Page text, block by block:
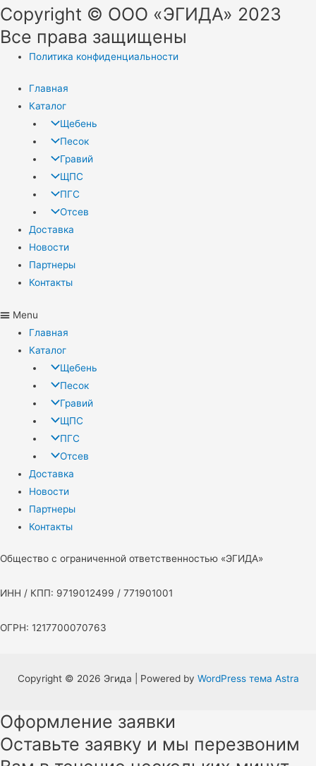
Copyright © ООО «ЭГИДА» 2023
Все права защищены
Политика конфиденциальности
Главная
Каталог
Щебень
Песок
Гравий
ЩПС
ПГС
Отсев
Доставка
Новости
Партнеры
Контакты
Menu
Главная
Каталог
Щебень
Песок
Гравий
ЩПС
ПГС
Отсев
Доставка
Новости
Партнеры
Контакты
Общество с ограниченной ответственностью «ЭГИДА»
ИНН / КПП: 9719012499 / 771901001
ОГРН: 1217700070763
Copyright © 2026 Эгида | Powered by WordPress тема Astra
Оформление заявки
Оставьте заявку и мы перезвоним